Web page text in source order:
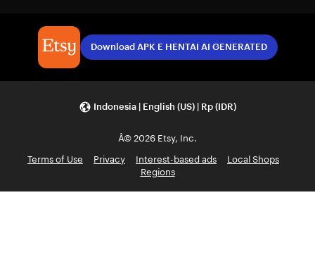
Download APK E HENTAI AI GENERATED
Indonesia | English (US) | Rp (IDR)
Â© 2026 Etsy, Inc.
Terms of Use
Privacy Interest-based ads
Local Shops
Regions